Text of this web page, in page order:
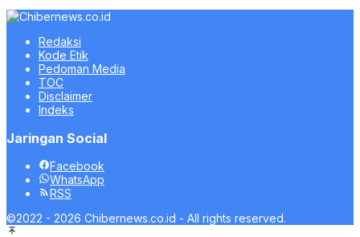
Redaksi
Kode Etik
Pedoman Media
TOC
Disclaimer
Indeks
Jaringan Social
Facebook
WhatsApp
RSS
©2022 - 2026 Chibernews.co.id - All rights reserved.